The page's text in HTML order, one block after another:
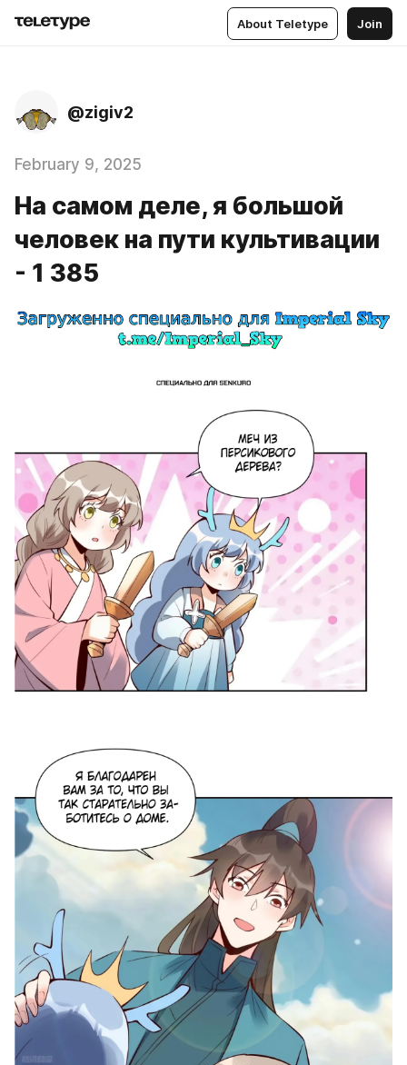
About Teletype Join
@zigiv2
February 9, 2025
На самом деле, я большой
человек на пути культивации
- 1 385